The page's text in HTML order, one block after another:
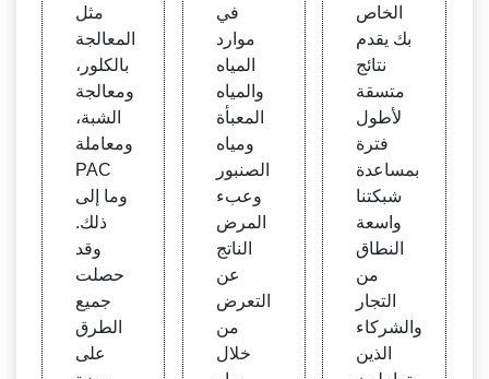
مثل
المعالجة
بالكلور،
ومعالجة
الشبة،
ومعاملة
PAC
وما إلى
ذلك.
وقد
حصلت
جميع
الطرق
على
في
موارد
المياه
والمياه
المعبأة
ومياه
الصنبور
وعبء
المرض
الناتج
عن
التعرض
من
خلال
الخاص
بك يقدم
نتائج
متسقة
لأطول
فترة
بمساعدة
شبكتنا
واسعة
النطاق
من
التجار
والشركاء
الذين